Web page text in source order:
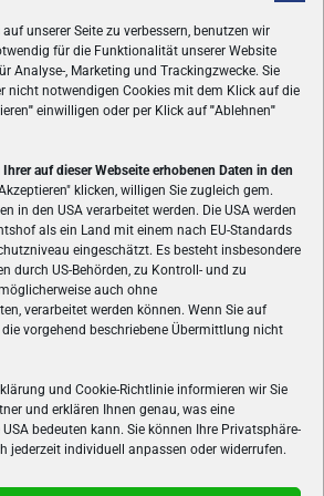
unserer Seite zu verbessern, benutzen wir
für die Funktionalität unserer Website
Analyse-, Marketing und Trackingzwecke. Sie
nicht notwendigen Cookies mit dem Klick auf die
" einwilligen oder per Klick auf"Ablehnen"
auf dieser Webseite erhobenen Daten in den
klicken, willigen Sie zugleich gem.
in den USA verarbeitet werden. Die USA werden
als ein Land mit einem nach EU-Standards
eingeschätzt. Es besteht insbesondere
durch US-Behörden, zu Kontroll- und zu
auch ohne
verarbeitet werden können. Wenn Sie auf
vorgehend beschriebene Übermittlung nicht
und Cookie-Richtlinie informieren wir Sie
und erklären Ihnen genau, was eine
bedeuten kann. Sie können Ihre Privatsphäre-
jederzeit individuell anpassen oder widerrufen.
ÜBER UNS
GAMER! Gamers.at ist das älteste Online-
und bringt täglich aktuelle News,
zu PC- und Konsolenspielen, Gaming-
und aus der Welt des e-Sport's.
FOLGE UNS